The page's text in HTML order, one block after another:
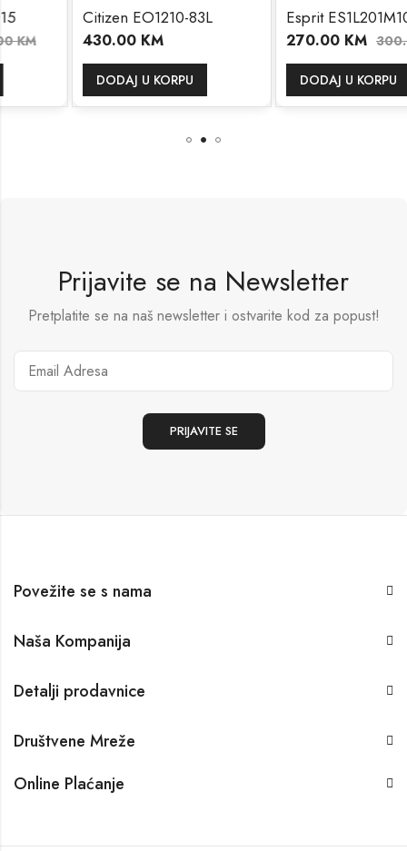
Citizen EO1210-83L
430.00KM
DODAJ U KORPU
Esprit ES1L201M1065
270.00KM 300.00KM
DODAJ U KORPU
Prijavite se na Newsletter
Pretplatite se na naš newsletter i ostvarite kod za popust!
Povežite se s nama
Naša Kompanija
Detalji prodavnice
Društvene Mreže
Online Plaćanje